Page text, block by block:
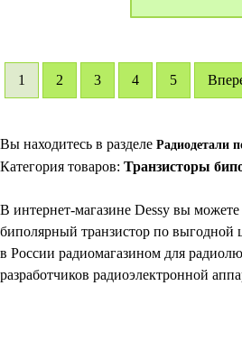
1 2 3 4 5
Вы находитесь в разделе Радиодетали
Категория товаров: Транзисторы
В интернет-магазине Dessy вы
биполярный транзистор по
в России радиомагазином для
разработчиков радиоэлектронной